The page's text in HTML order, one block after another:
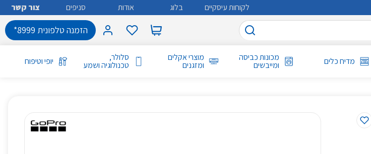
לקוחות עיסקיים בלוג אודות סניפים צור קשר
הזמנה טלפונית 8999*
מדיח כלים מכונות כביסה
ומייבשים
מוצרי אקלים
ומזגנים
סלולר,
טכנולוגיה ושמע יופי וטיפוח